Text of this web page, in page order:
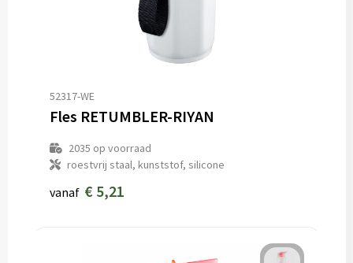
52317-WE
Fles RETUMBLER-RIYAN
2035 op voorraad
roestvrij staal, kunststof, silicone
vanaf € 5,21